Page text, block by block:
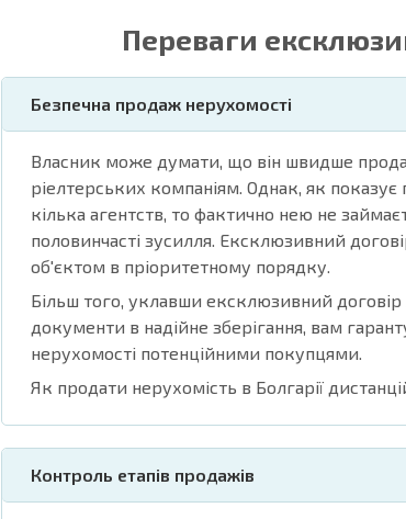
Переваги
Безпечна продаж нерухомості
Власник може думати, що він швидше
ріелтерських компаніям. Однак, як
кілька агентств, то фактично нею не
половинчасті зусилля. Ексклюзивний
об'єктом в пріоритетному порядку.
Більш того, уклавши ексклюзивний
документи в надійне зберігання, вам
нерухомості потенційними покупцями.
Як продати нерухомість в Болгарії
Контроль етапів продажів